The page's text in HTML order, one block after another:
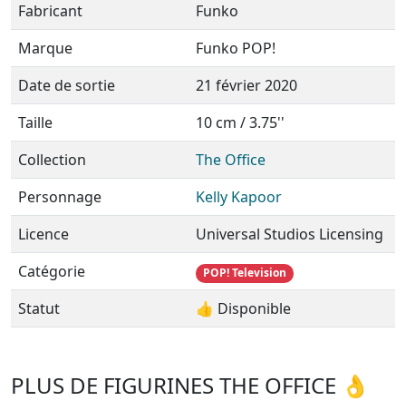
Fabricant
Funko
Marque
Funko POP!
Date de sortie
21 février 2020
Taille
10 cm / 3.75''
Collection
The Office
Personnage
Kelly Kapoor
Licence
Universal Studios Licensing
Catégorie
POP! Television
Statut 👍 Disponible
PLUS DE FIGURINES THE OFFICE 👌